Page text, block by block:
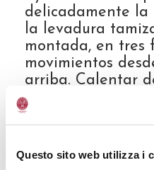
Questo sito web utilizza i
delicadamente la
la levadura
montada, en tres
movimientos
arriba. Calentar
con la
llegue a hervir,
en dos fases
de Vinagre